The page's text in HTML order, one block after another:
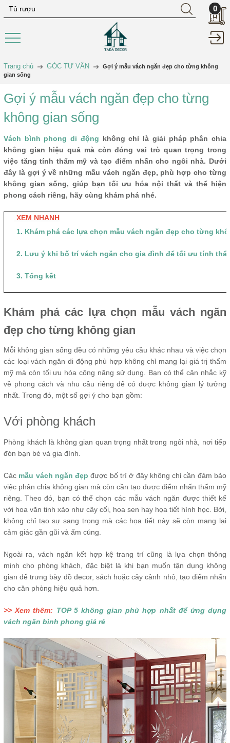
0
Trang chủ GÓC TƯ VẤN
Gợi ý mẫu vách ngăn đẹp cho từng không
gian sống
Gợi ý mẫu vách ngăn đẹp cho từng
không gian sống
Vách bình phong di động không chỉ là giải pháp phân chia
không gian hiệu quả mà còn đóng vai trò quan trọng trong
việc tăng tính thẩm mỹ và tạo điểm nhấn cho ngôi nhà. Dưới
đây là gợi ý về những mẫu vách ngăn đẹp, phù hợp cho từng
không gian sống, giúp bạn tối ưu hóa nội thất và thể hiện
phong cách riêng, hãy cùng khám phá nhé.
XEM NHANH
1. Khám phá các lựa chọn mẫu vách ngăn đẹp cho từng
2. Lưu ý khi bố trí vách ngăn cho gia đình để tối ưu tính
3. Tổng kết
Khám phá các lựa chọn mẫu vách ngăn
đẹp cho từng không gian
Mỗi không gian sống đều có những yêu cầu khác nhau và việc chọn
các loại vách ngăn di động phù hợp không chỉ mang lại giá trị thẩm
mỹ mà còn tối ưu hóa công năng sử dụng. Bạn có thể cân nhắc kỹ
về phong cách và nhu cầu riêng để có được không gian lý tưởng
nhất. Trong đó, một số gợi ý cho bạn gồm:
Với phòng khách
Phòng khách là không gian quan trọng nhất trong ngôi nhà, nơi tiếp
đón bạn bè và gia đình.
Các mẫu vách ngăn đẹp được bố trí ở đây không chỉ cần đảm bảo
việc phân chia không gian mà còn cần tạo được điểm nhấn thẩm mỹ
riêng. Theo đó, bạn có thể chọn các mẫu vách ngăn được thiết kế
với hoa văn tinh xảo như cây cối, hoa sen hay họa tiết hình học. Bởi,
không chỉ tạo sự sang trọng mà các họa tiết này sẽ còn mang lại
cảm giác gần gũi và ấm cúng.
Ngoài ra, vách ngăn kết hợp kệ trang trí cũng là lựa chọn thông
minh cho phòng khách, đặc biệt là khi bạn muốn tận dụng không
gian để trưng bày đồ decor, sách hoặc cây cảnh nhỏ, tạo điểm nhấn
cho căn phòng hiệu quả hơn.
>> Xem thêm: TOP 5 không gian phù hợp nhất để ứng dụng
vách ngăn bình phong giá rẻ